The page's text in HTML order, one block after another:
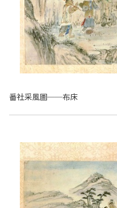
番社采風圖──布床